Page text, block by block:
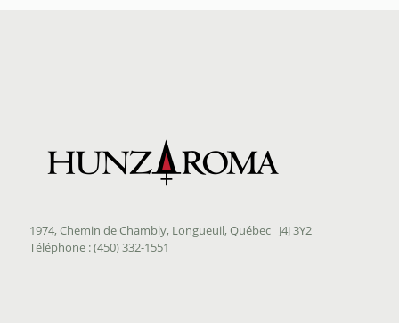
1974, Chemin de Chambly, Longueuil, Québec J4J 3Y2
Téléphone : (450) 332-1551